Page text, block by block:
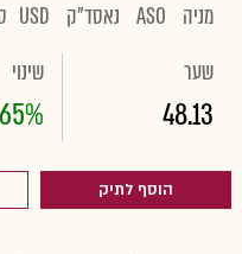
מניה
ASO נאסד"ק USD
שער
48.13
שינוי
הוסף לתיק